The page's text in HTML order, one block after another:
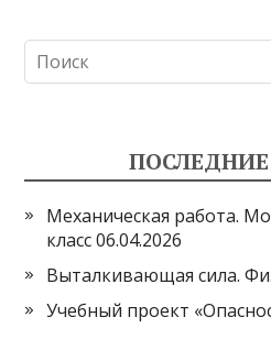
Механическая работа.
класс 06.04.2026
Выталкивающая сила.
Учебный проект